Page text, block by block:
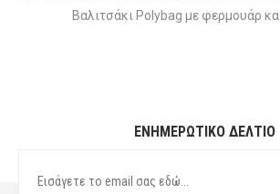
Βαλιτσάκι Polybag με φερμουάρ
ΕΝΗΜΕΡΩΤΙΚΌ ΔΕΛΤΊΟ